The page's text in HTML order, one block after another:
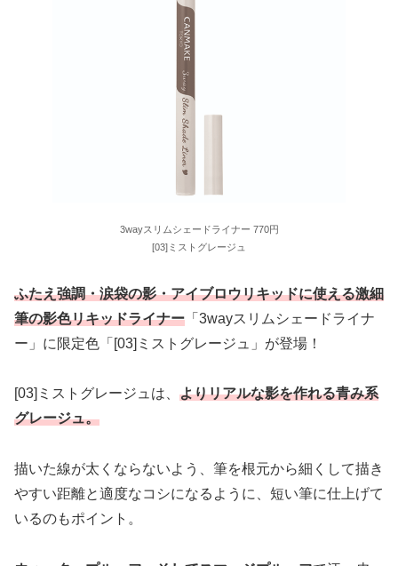
3wayスリムシェードライナー 770円
[03]ミストグレージュ
ふたえ強調・涙袋の影・アイブロウリキッドに使える激細
筆の影色リキッドライナー 「3wayスリムシェードライナ
ー」に限定色「[03]ミストグレージュ」が登場！
[03]ミストグレージュは、 よりリアルな影を作れる青み系
グレージュ。
描いた線が太くならないよう、筆を根元から細くして描き
やすい距離と適度なコシになるように、短い筆に仕上げて
いるのもポイント。